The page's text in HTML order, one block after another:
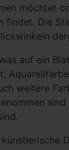
möchtet
findet. Die
auf ein
weitere